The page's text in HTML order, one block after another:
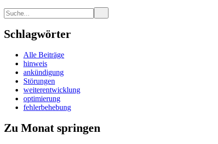
Schlagwörter
Alle Beiträge
hinweis
ankündigung
Störungen
weiterentwicklung
optimierung
fehlerbehebung
Zu Monat springen